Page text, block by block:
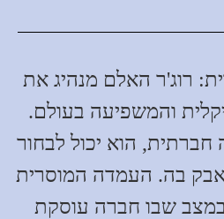
רוג'ר האלם מנהיג את
והמשפיעה בעולם.
הוא יכול לבחור
בה. העמדה המוסרית
שבו חברה עוסקת